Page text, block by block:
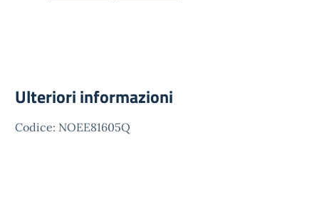
Ulteriori informazioni
Codice: NOEE81605Q